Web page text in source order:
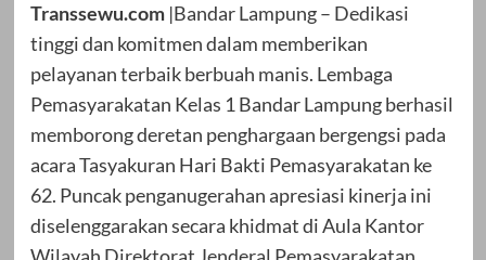
Transsewu.com|Bandar Lampung – Dedikasi
tinggi dan komitmen dalam memberikan
pelayanan terbaik berbuah manis. Lembaga
Pemasyarakatan Kelas 1 Bandar Lampung berhasil
memborong deretan penghargaan bergengsi pada
acara Tasyakuran Hari Bakti Pemasyarakatan ke
62. Puncak penganugerahan apresiasi kinerja ini
diselenggarakan secara khidmat di Aula Kantor